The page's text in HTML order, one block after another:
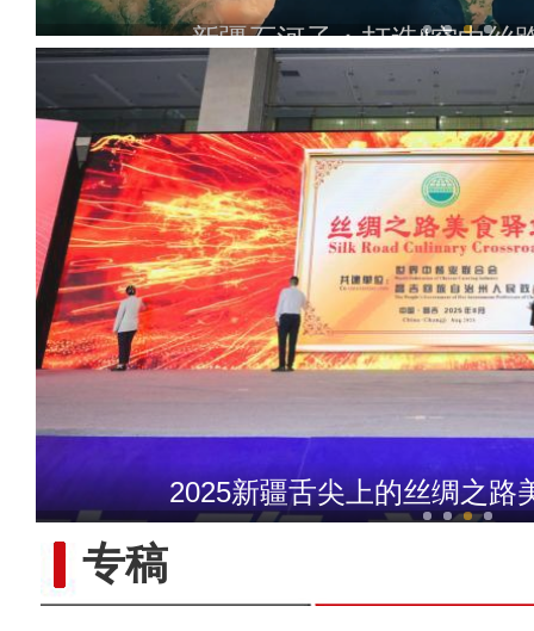
新疆石河子：国际物
2025新疆舌尖上的丝绸之路
专稿